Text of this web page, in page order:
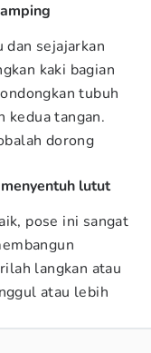
sejajarkan
kaki bagian
tubuh
kedua tangan.
dorong
lutut
pose ini sangat
langkan atau
atau lebih